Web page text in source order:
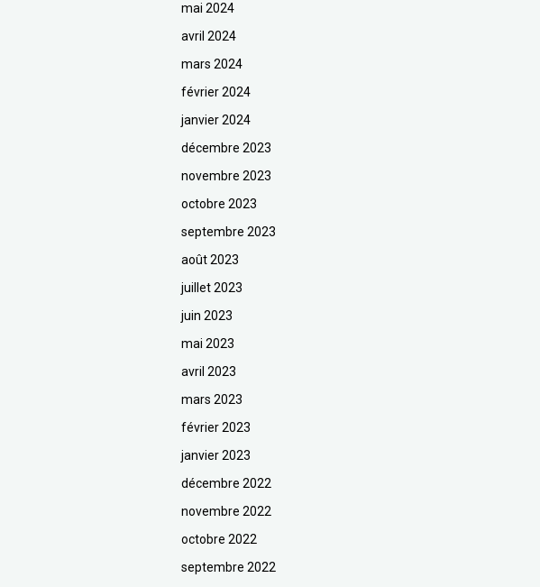
mai 2024
avril 2024
mars 2024
février 2024
janvier 2024
décembre 2023
novembre 2023
octobre 2023
septembre 2023
août 2023
juillet 2023
juin 2023
mai 2023
avril 2023
mars 2023
février 2023
janvier 2023
décembre 2022
novembre 2022
octobre 2022
septembre 2022